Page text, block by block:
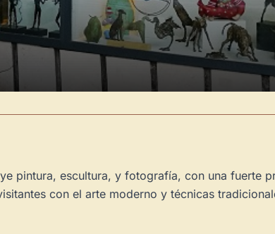
pintura, escultura, y fotografía, con una fuerte
con el arte moderno y técnicas